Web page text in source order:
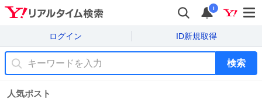
i
ログイン ID新規取得
検索
人気ポスト